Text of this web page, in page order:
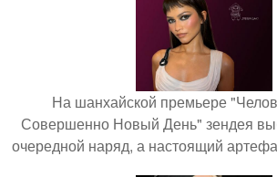
На шанхайской премьере
Совершенно Новый День" зендея
очередной наряд, а настоящий